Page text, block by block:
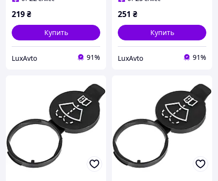
219₴
Купить
LuxAvto 91%
251 ₴
Купить
LuxAvto 91%